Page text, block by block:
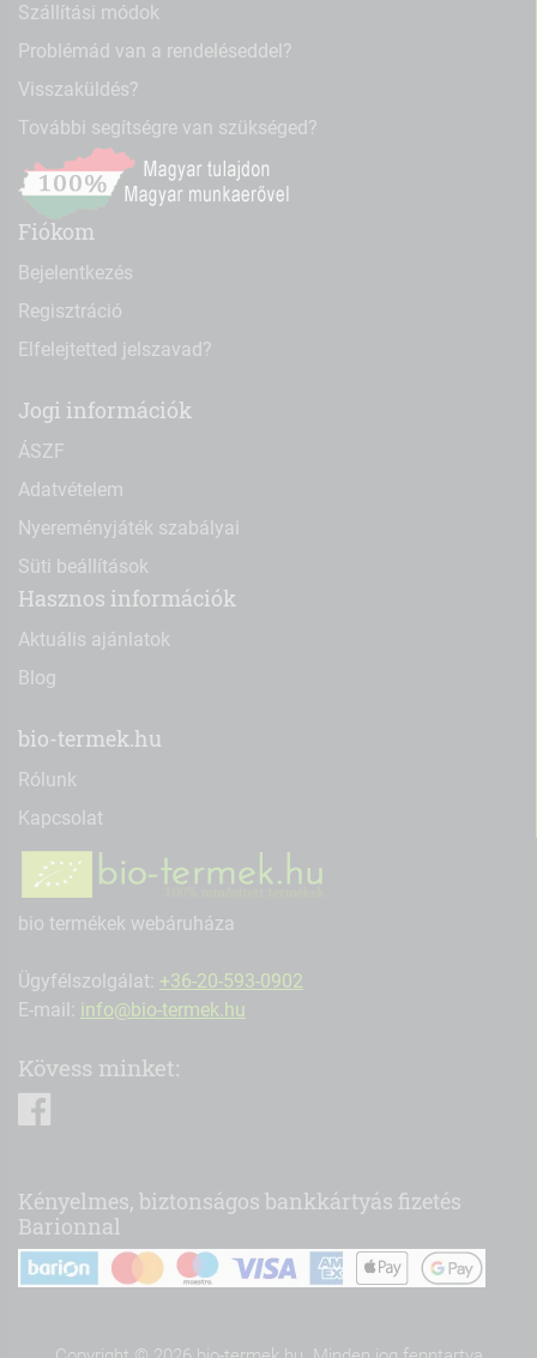
Szállítási módok
Problémád van a rendeléseddel?
Visszaküldés?
További segítségre van szükséged?
Fiókom
Bejelentkezés
Regisztráció
Elfelejtetted jelszavad?
Jogi információk
ÁSZF
Adatvételem
Nyereményjáték szabályai
Süti beállítások
Hasznos információk
Aktuális ajánlatok
Blog
bio-termek.hu
Rólunk
Kapcsolat
bio termékek webáruháza
Ügyfélszolgálat: +36-20-593-0902
E-mail: info@bio-termek.hu
Kövess minket:
Kényelmes, biztonságos bankkártyás fizetés
Barionnal